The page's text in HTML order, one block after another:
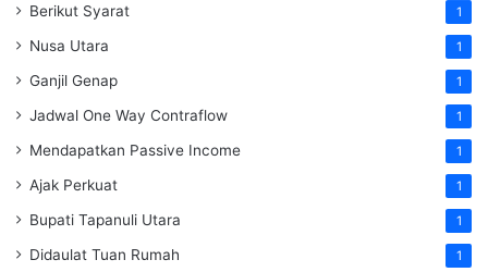
Berikut Syarat 1
Nusa Utara 1
Ganjil Genap 1
Jadwal One Way Contraflow 1
Mendapatkan Passive Income 1
Ajak Perkuat 1
Bupati Tapanuli Utara 1
Didaulat Tuan Rumah 1